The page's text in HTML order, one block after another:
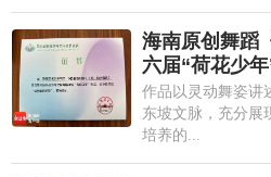
海南原创舞蹈
六届“荷花少
作品以灵动舞姿讲
东坡文脉，充分展
培养的...